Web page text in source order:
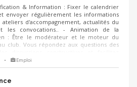
& Information : Fixer le calendrier
envoyer régulièrement les informations
d'accompagnement, actualités du
les convocations.. - Animation de la
: Être le modérateur et le moteur du
club. Vous répondez aux questions des
- Suivi et Qualité : Suivre le niveau
du club, analyser les retours via des
• Emploi